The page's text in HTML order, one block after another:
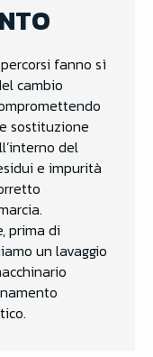
fanno sì
cambio
sostituzione
del
e impurità
prima di
un lavaggio